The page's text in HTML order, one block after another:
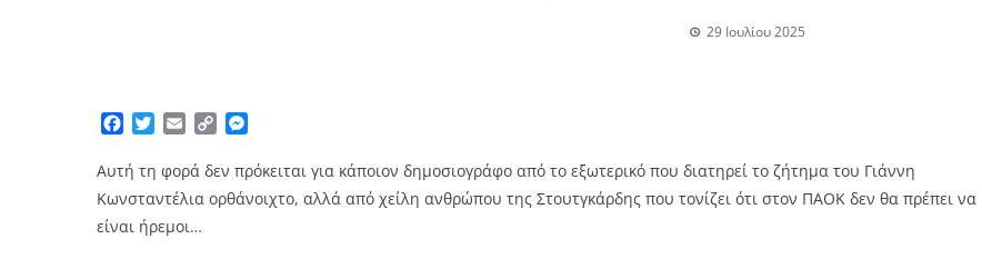
29 Ιουλίου 2025
Facebook
TwitterEmailCopy
Αυτή τη φορά δεν πρόκειται για κάποιον δημοσιογράφο από το εξωτερικό που διατηρεί το ζήτημα του Γιάννη
Κωνσταντέλια ορθάνοιχτο, αλλά από χείλη ανθρώπου της Στουτγκάρδης που τονίζει ότι στον ΠΑΟΚ δεν θα πρέπει να
είναι ήρεμοι…